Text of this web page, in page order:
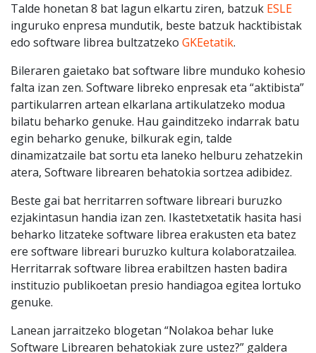
Talde honetan 8 bat lagun elkartu ziren, batzuk ESLE
inguruko enpresa mundutik, beste batzuk hacktibistak
edo software librea bultzatzeko GKEetatik.
Bileraren gaietako bat software libre munduko kohesio
falta izan zen. Software libreko enpresak eta “aktibista”
partikularren artean elkarlana artikulatzeko modua
bilatu beharko genuke. Hau gainditzeko indarrak batu
egin beharko genuke, bilkurak egin, talde
dinamizatzaile bat sortu eta laneko helburu zehatzekin
atera, Software librearen behatokia sortzea adibidez.
Beste gai bat herritarren software libreari buruzko
ezjakintasun handia izan zen. Ikastetxetatik hasita hasi
beharko litzateke software librea erakusten eta batez
ere software libreari buruzko kultura kolaboratzailea.
Herritarrak software librea erabiltzen hasten badira
instituzio publikoetan presio handiagoa egitea lortuko
genuke.
Lanean jarraitzeko blogetan “Nolakoa behar luke
Software Librearen behatokiak zure ustez?” galdera